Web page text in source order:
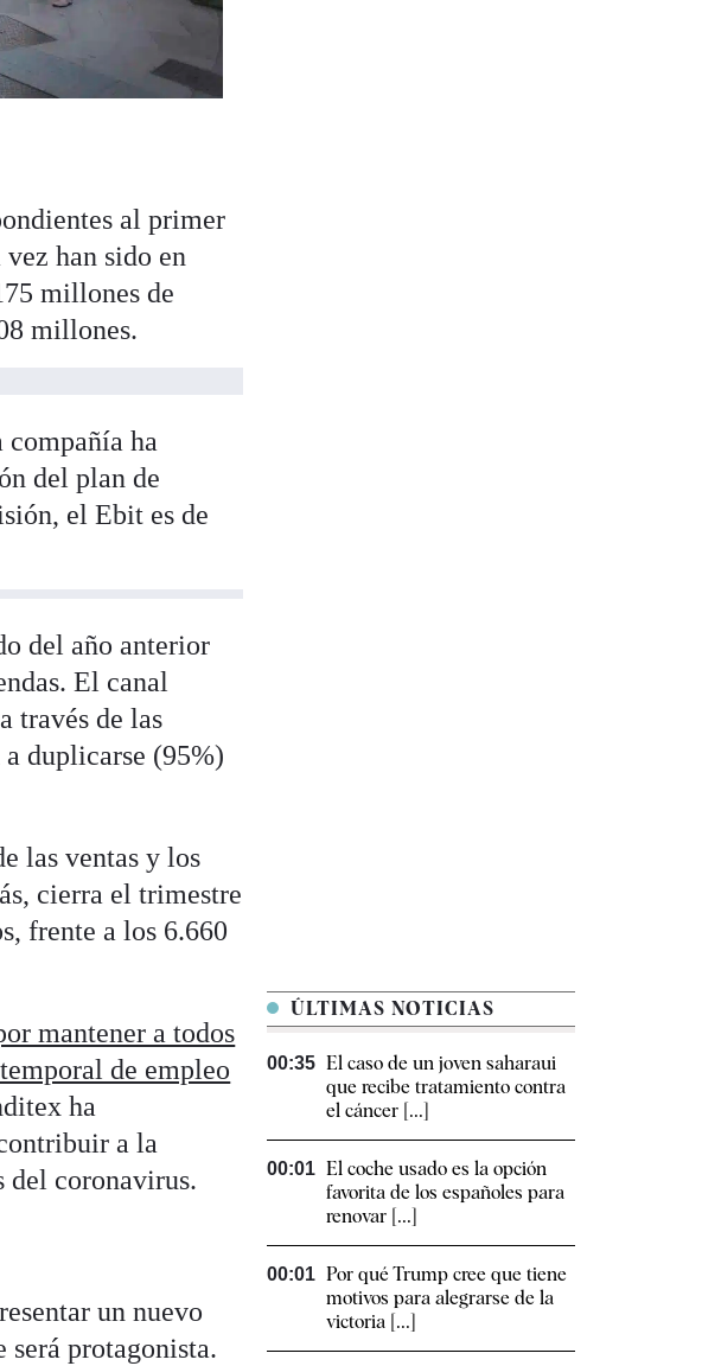
al primer
han sido en
millones de
millones.
compañía ha
del plan de
el Ebit es de
del año anterior
El canal
través de las
duplicarse (95%)
las ventas y los
cierra el trimestre
frente a los 6.660
mantener a todos
de empleo
ha
a la
del coronavirus.
un nuevo
será protagonista.
ÚLTIMAS NOTICIAS
00:35 El caso de un joven saharaui
que recibe tratamiento contra
el cáncer [...]
00:01 El coche usado es la opción
favorita de los españoles para
renovar [...]
00:01 Por qué Trump cree que tiene
motivos para alegrarse de la
victoria [...]